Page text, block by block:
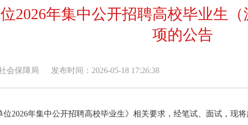
2026年集中公开招聘高校毕业生
项的公告
会保障局 发布时间：2026-05-18 17:26:38
年集中公开招聘高校毕业生》相关要求，经笔试、面试，现将